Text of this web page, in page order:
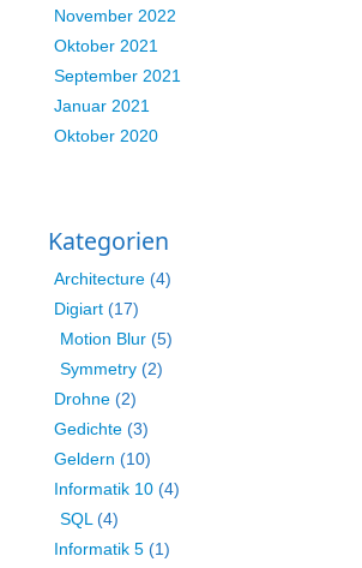
November 2022
Oktober 2021
September 2021
Januar 2021
Oktober 2020
Kategorien
Architecture (4)
Digiart (17)
Motion Blur (5)
Symmetry (2)
Drohne (2)
Gedichte (3)
Geldern (10)
Informatik 10 (4)
SQL (4)
Informatik 5 (1)